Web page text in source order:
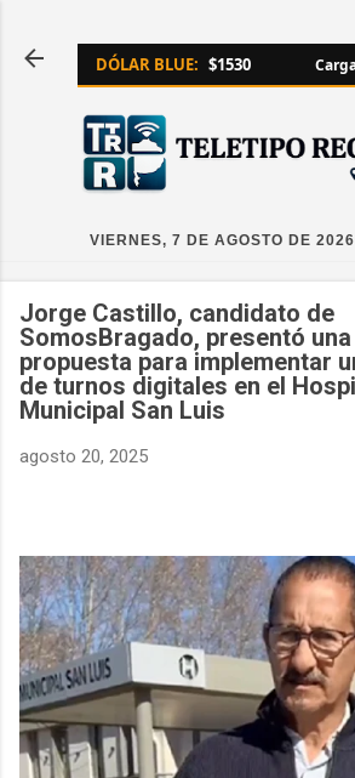
DÓLAR BLUE: $1530
VIERNES, 7 DE AGOSTO DE 2026
Jorge Castillo, candidato de
SomosBragado, presentó una
propuesta para implementar
de turnos digitales en el
Municipal San Luis
agosto 20, 2025